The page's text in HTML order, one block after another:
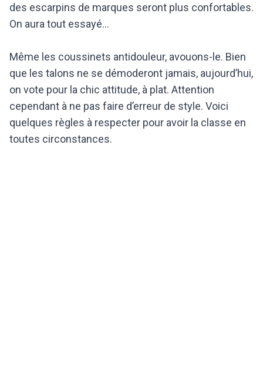
des escarpins de marques seront plus confortables.
On aura tout essayé…
Même les coussinets antidouleur, avouons-le. Bien
que les talons ne se démoderont jamais, aujourd’hui,
on vote pour la chic attitude, à plat. Attention
cependant à ne pas faire d’erreur de style. Voici
quelques règles à respecter pour avoir la classe en
toutes circonstances.